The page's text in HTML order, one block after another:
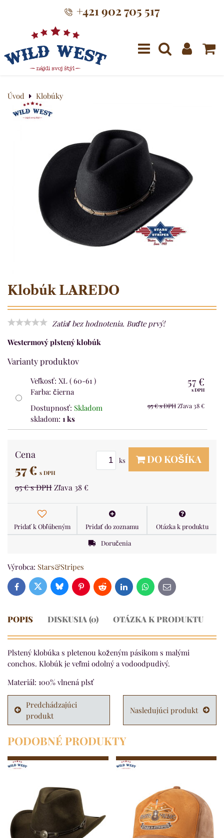
+421 902 705 517
Menu
Úvod Klobúky
Klobúk LAREDO
Zatiaľ bez hodnotenia. Buďte prvý!
Westermový plstený klobúk
Varianty produktov
Veľkosť: XL ( 60-61 )
Farba: čierna
Dostupnosť: Skladom
skladom: 1 ks
57 €
s DPH
95 €s DPHZľava 38 €
Cena
57 € s DPH
95 €s DPH Zľava 38 €
ks DO KOŠÍKA
Pridať k Obľúbeným Pridať do zoznamu
Otázka k produktu
Doručenia
Výrobca: Stars&Stripes
FacebookTwitterBlueskyPinterestReddit LinkedInWhatsApp
E-
mail
POPIS DISKUSIA (0) OTÁZKA K PRODUKTU
Plstený klobúka s pletenou koženým pásikom s malými
conchos. Klobúk je veľmi odolný a vodoodpudivý.
Materiál: 100% vlnená plsť
Predchádzajúci
produkt
Nasledujúci produkt
PODOBNÉ PRODUKTY